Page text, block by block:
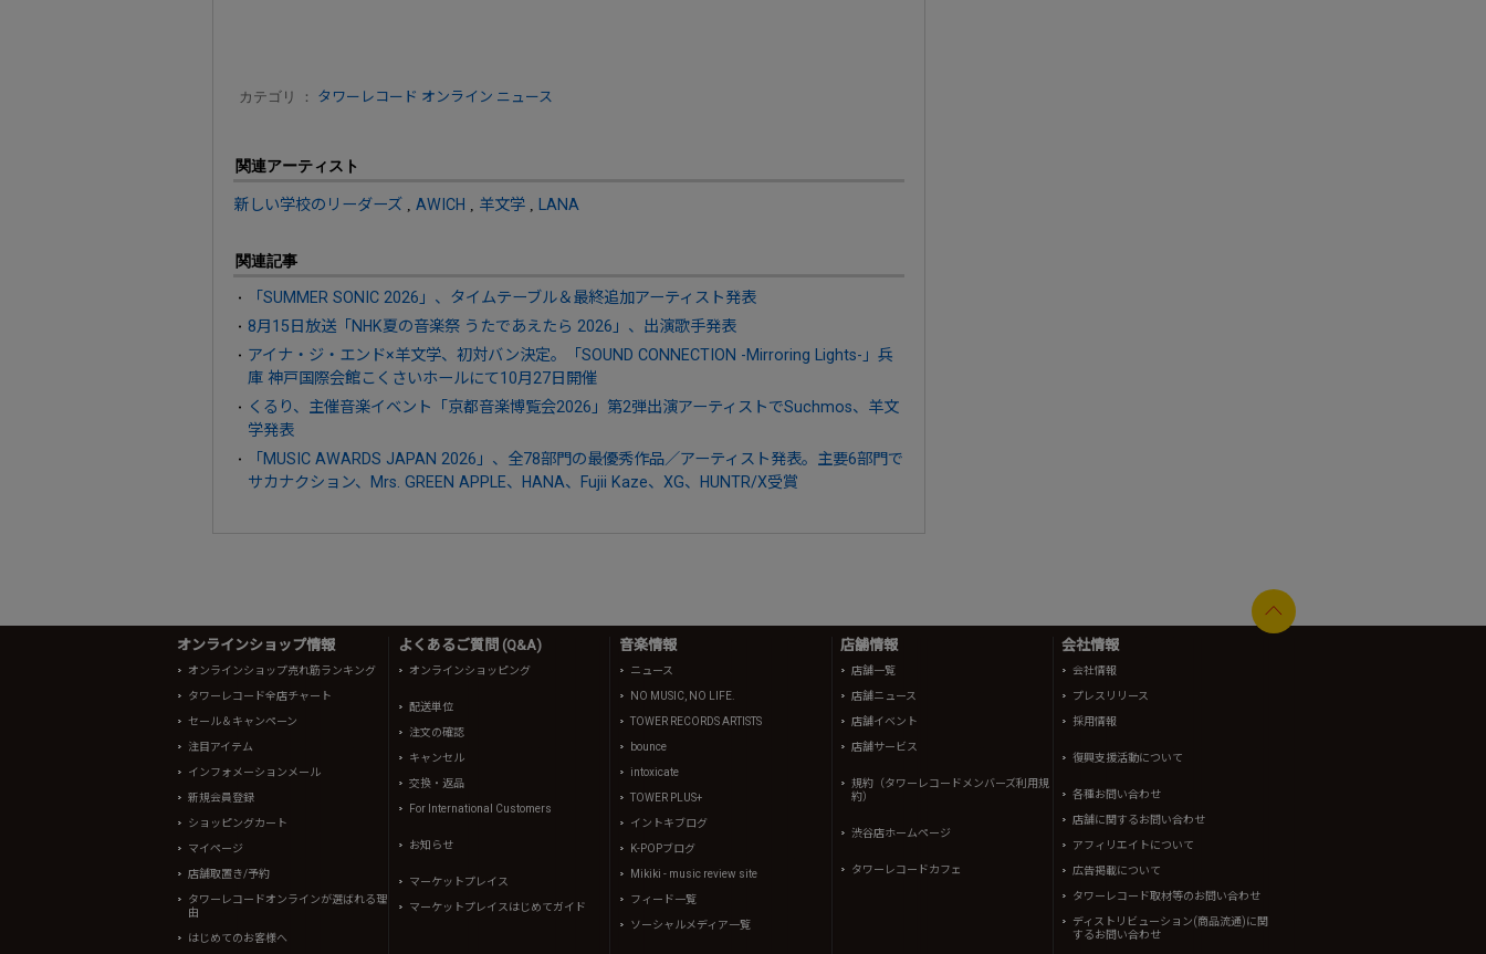
カテゴリ ： タワーレコード オンライン ニュース
関連アーティスト
新しい学校のリーダーズ AWICH 羊文学 LANA
関連記事
「SUMMER SONIC 2026」、タイムテーブル＆最終追加アーティスト発表
8月15日放送「NHK夏の音楽祭 うたであえたら 2026」、出演歌手発表
アイナ・ジ・エンド×羊文学、初対バン決定。「SOUND CONNECTION -Mirroring Lights-」兵
庫 神戸国際会館こくさいホールにて10月27日開催
くるり、主催音楽イベント「京都音楽博覧会2026」第2弾出演アーティストでSuchmos、羊文
学発表
「MUSIC AWARDS JAPAN 2026」、全78部門の最優秀作品／アーティスト発表。主要6部門で
サカナクション、Mrs. GREEN APPLE、HANA、Fujii Kaze、XG、HUNTR/X受賞
オンラインショップ情報
オンラインショップ売れ筋ランキング
タワーレコード全店チャート
セール＆キャンペーン
注目アイテム
インフォメーションメール
新規会員登録
ショッピングカート
マイページ
店舗取置き/予約
タワーレコードオンラインが選ばれる理
由
はじめてのお客様へ
よくあるご質問 (Q&A)
オンラインショッピング
配送単位
注文の確認
キャンセル
交換・返品
For International Customers
お知らせ
マーケットプレイス
マーケットプレイスはじめてガイド
音楽情報
ニュース
NO MUSIC, NO LIFE.
TOWER RECORDS ARTISTS
bounce
intoxicate
TOWER PLUS+
イントキブログ
K-POPブログ
Mikiki - music review site
フィード一覧
ソーシャルメディア一覧
店舗情報
店舗一覧
店舗ニュース
店舗イベント
店舗サービス
規約（タワーレコードメンバーズ利用規
約）
渋谷店ホームページ
タワーレコードカフェ
会社情報
会社情報
プレスリリース
採用情報
復興支援活動について
各種お問い合わせ
店舗に関するお問い合わせ
アフィリエイトについて
広告掲載について
タワーレコード取材等のお問い合わせ
ディストリビューション(商品流通)に関
するお問い合わせ